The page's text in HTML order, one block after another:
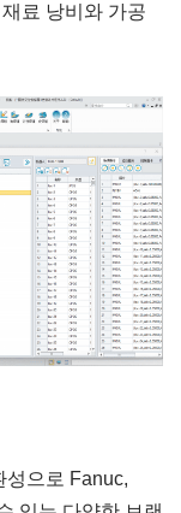
료 낭비와 가공
성으로 Fanuc,